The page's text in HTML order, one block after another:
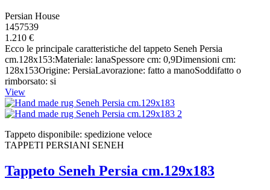
Persian House
1457539
1.210 €
Ecco le principale caratteristiche del tappeto Seneh Persia
cm.128x153:Materiale: lanaSpessore cm: 0,9Dimensioni cm:
128x153Origine: PersiaLavorazione: fatto a manoSoddifatto o
rimborsato: si
View
Tappeto disponibile: spedizione veloce
TAPPETI PERSIANI SENEH
Tappeto Seneh Persia cm.129x183